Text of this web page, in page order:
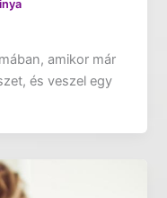
amikor már
és veszel egy